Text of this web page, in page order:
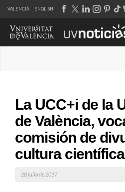
VALENCIÀ ENGLISH
La UCC+i de la
de València,
comisión de
cultura
28 julio de 2017